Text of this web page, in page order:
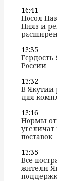
16:41
Посол
Нияз и
13:35
России
13:32
В Якутии
для
13:16
Нормы
поставок
13:35
Все
жители